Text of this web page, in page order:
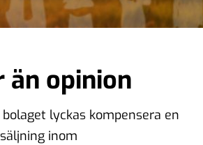
än opinion
lyckas kompensera en
inom